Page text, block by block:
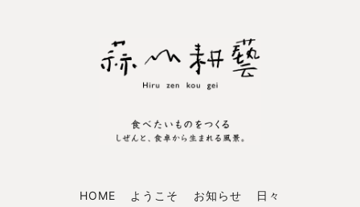
HOME ようこそ お知らせ
日々